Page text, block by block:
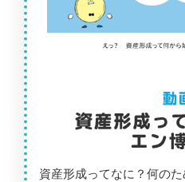
資産形成ってなに？何の